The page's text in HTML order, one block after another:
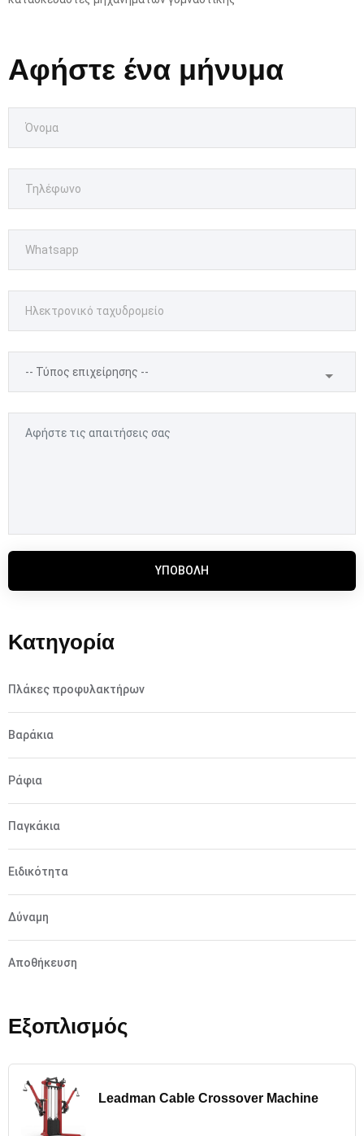
Αφήστε ένα μήνυμα
ΥΠΟΒΟΛΉ
Κατηγορία
Πλάκες προφυλακτήρων
Βαράκια
Ράφια
Παγκάκια
Ειδικότητα
Δύναμη
Αποθήκευση
Εξοπλισμός
Leadman Cable Crossover Machine